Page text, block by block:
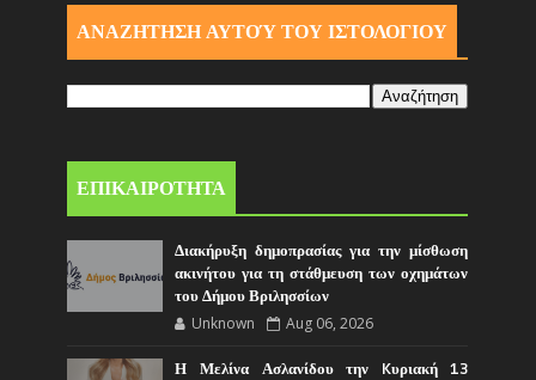
ΑΝΑΖΗΤΗΣΗ ΑΥΤΟΎ ΤΟΥ ΙΣΤΟΛΟΓΙΟΥ
ΕΠΙΚΑΙΡΟΤΗΤΑ
Διακήρυξη δημοπρασίας για την μίσθωση
ακινήτου για τη στάθμευση των οχημάτων
του Δήμου Βριλησσίων
Unknown Aug 06, 2026
Η Μελίνα Ασλανίδου την Kυριακή 13